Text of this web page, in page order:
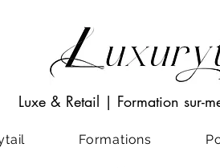
Luxe & Retail | Formation sur-
Formations